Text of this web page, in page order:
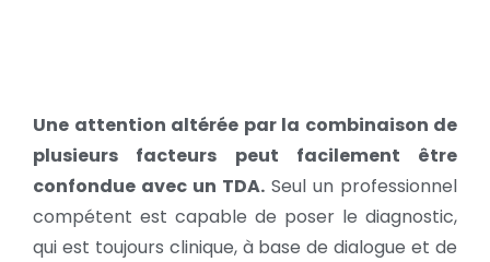
Une attention altérée par la combinaison de
plusieurs facteurs peut facilement être
confondue avec un TDA. Seul un professionnel
compétent est capable de poser le diagnostic,
qui est toujours clinique, à base de dialogue et de